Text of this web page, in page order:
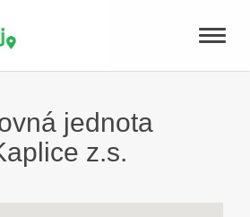
Toggle
jednota
z.s.